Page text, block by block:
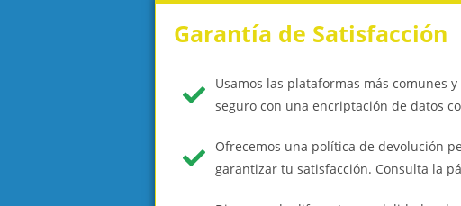
Garantía de Satisfacción
Usamos las plataformas más comunes
seguro con una encriptación de datos
Ofrecemos una política de devolución
garantizar tu satisfacción. Consulta la